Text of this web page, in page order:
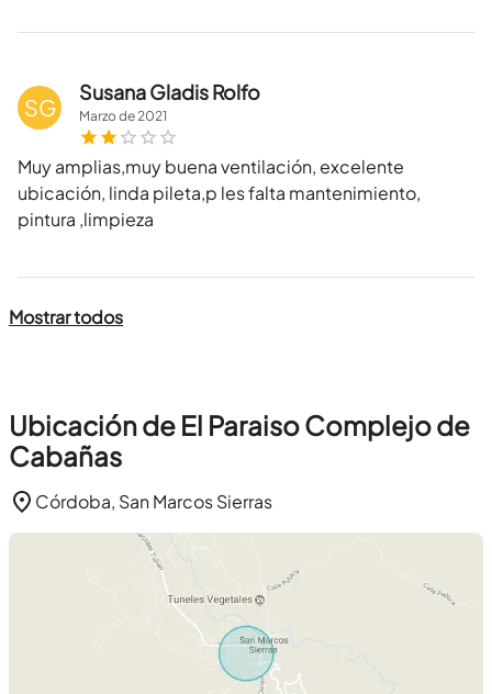
SG
Susana Gladis Rolfo
Marzode2021
Muy amplias,muy buena ventilación, excelente
ubicación, linda pileta,p les falta mantenimiento,
pintura ,limpieza
Mostrar todos
Ubicación de El Paraiso Complejo de
Cabañas
Córdoba, San Marcos Sierras